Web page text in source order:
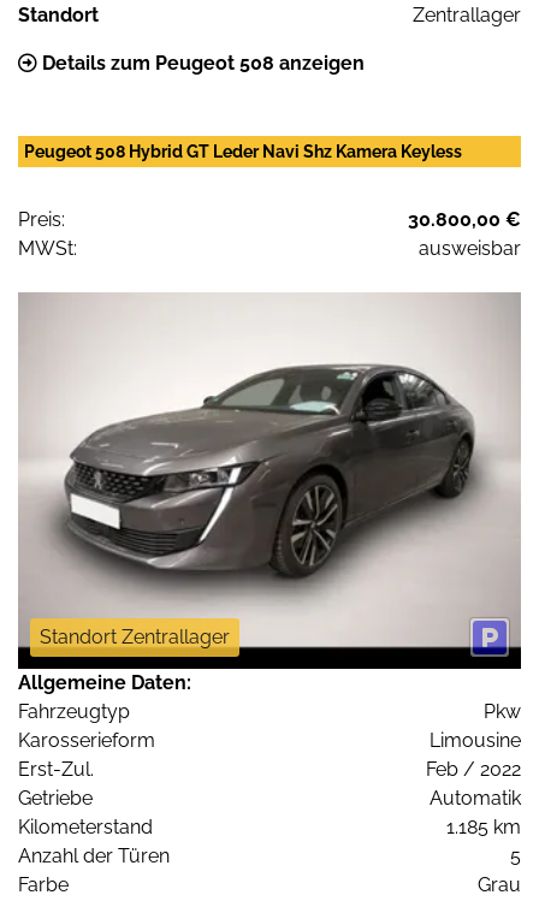
Standort Zentrallager
Details zum Peugeot 508 anzeigen
Peugeot 508 Hybrid GT Leder Navi Shz Kamera Keyless
Preis:
30.800,00 €
MWSt:
ausweisbar
Standort Zentrallager
Allgemeine Daten:
Fahrzeugtyp
Pkw
Karosserieform
Limousine
Erst-Zul.
Feb / 2022
Getriebe
Automatik
Kilometerstand
1.185 km
Anzahl der Türen
5
Farbe
Grau